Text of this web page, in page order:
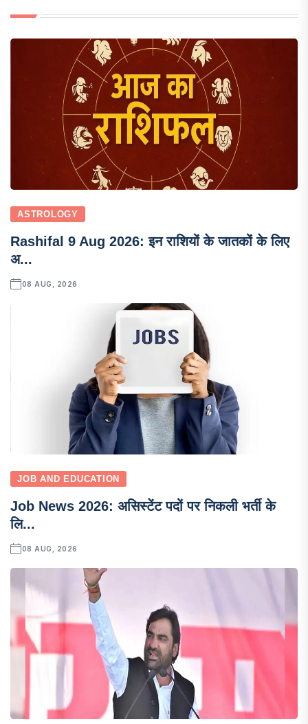
ASTROLOGY
Rashifal 9 Aug 2026: इन राशियों के जातकों के लिए
अ...
08 AUG, 2026
JOB AND EDUCATION
Job News 2026: असिस्टेंट पदों पर निकली भर्ती के
लि...
08 AUG, 2026